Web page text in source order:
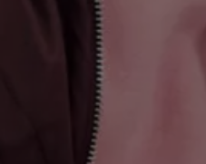
we drive football
#wedriveproud
Besitzer und Service
myVolkswagen
Software Updates
Service und Ersatzteile